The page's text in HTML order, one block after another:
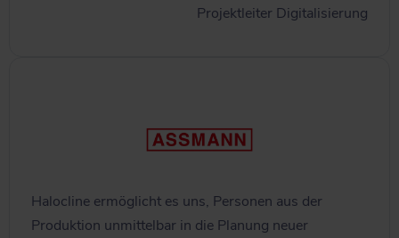
Projektleiter Digitalisierung
Halocline ermöglicht es uns, Personen aus der
Produktion unmittelbar in die Planung neuer